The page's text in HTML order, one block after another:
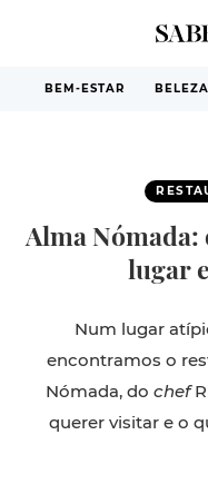
BEM-ESTAR BELEZA
Alma
lugar
Num lugar
encontramos o
Nómada, do chef
querer visitar e o